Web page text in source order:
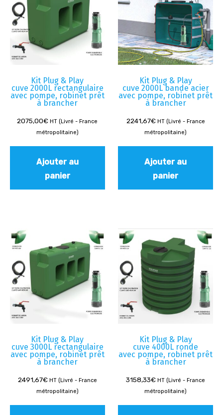
Kit Plug & Play
cuve 2000L rectangulaire
avec pompe, robinet prêt
à brancher
2075,00€ HT (Livré - France
métropolitaine)
Ajouter au
panier
Kit Plug & Play
cuve 2000L bande acier
avec pompe, robinet prêt
à brancher
2241,67€ HT (Livré - France
métropolitaine)
Ajouter au
panier
Kit Plug & Play
cuve 3000L rectangulaire
avec pompe, robinet prêt
à brancher
2491,67€ HT (Livré - France
métropolitaine)
Kit Plug & Play
cuve 4000L ronde
avec pompe, robinet prêt
à brancher
3158,33€ HT (Livré - France
métropolitaine)